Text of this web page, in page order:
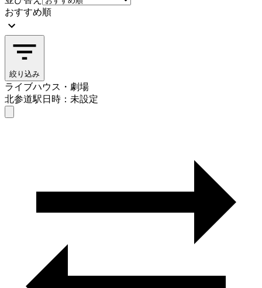
おすすめ順
絞り込み
ライブハウス・劇場
北参道駅日時：未設定